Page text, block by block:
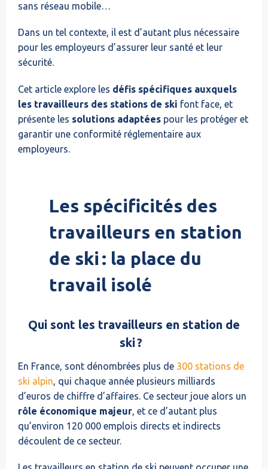
sans réseau mobile…
Dans un tel contexte, il est d’autant plus nécessaire
pour les employeurs d’assurer leur santé et leur
sécurité.
Cet article explore les défis spécifiques auxquels
les travailleurs des stations de ski font face, et
présente les solutions adaptées pour les protéger et
garantir une conformité réglementaire aux
employeurs.
Les spécificités des
travailleurs en station
de ski : la place du
travail isolé
Qui sont les travailleurs en station de
ski ?
En France, sont dénombrées plus de 300 stations de
ski alpin, qui chaque année plusieurs milliards
d’euros de chiffre d’affaires. Ce secteur joue alors un
rôle économique majeur, et ce d’autant plus
qu’environ 120 000 emplois directs et indirects
découlent de ce secteur.